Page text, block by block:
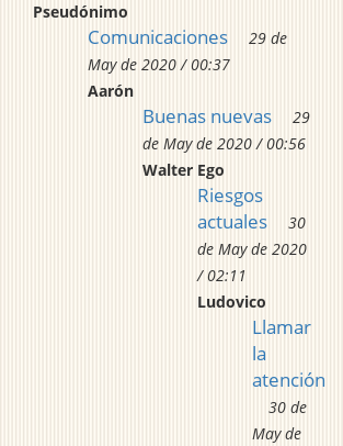
Pseudónimo
Comunicaciones
29 de
May de 2020 / 00:37
Aarón
Buenas nuevas
29
de May de 2020 / 00:56
Walter Ego
Riesgos
actuales
30
de May de 2020
/ 02:11
Ludovico
Llamar
la
atención
30 de
May de